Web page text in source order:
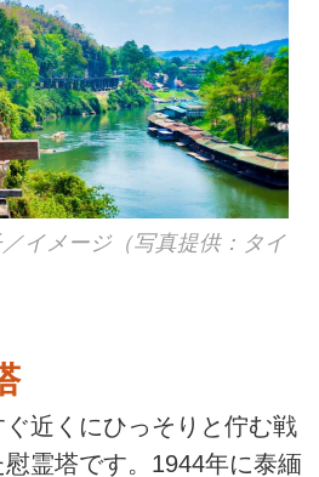
イメージ（写真提供：タイ
近くにひっそりと佇む戦
霊塔です。1944年に泰緬